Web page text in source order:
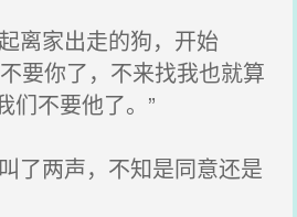
离家出走的狗，开始
要你了，不来找我也就算
们不要他了。”
了两声，不知是同意还是